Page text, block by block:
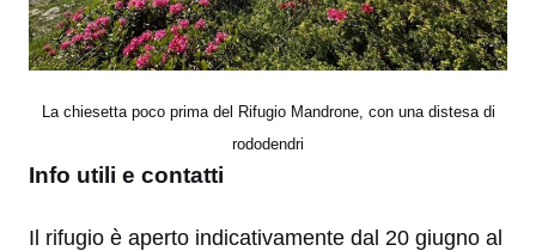
La chiesetta poco prima del Rifugio Mandrone, con una distesa di
rododendri
Info utili e contatti
Il rifugio è aperto indicativamente dal 20 giugno al